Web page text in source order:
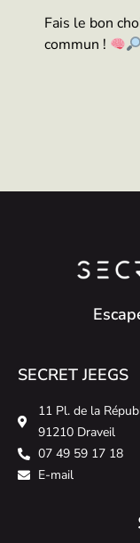
Fais le bon
commun !
SECRET JEEGS
11 Pl. de la
91210 Draveil
07 49 59 17 18
E-mail